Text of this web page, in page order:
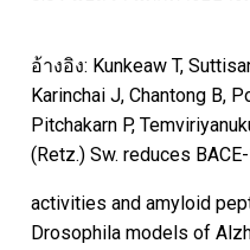
อ้างอิง: Kunkeaw T,
Karinchai J, Chantong B,
Pitchakarn P,
(Retz.) Sw. reduces BACE-
activities and amyloid
Drosophila models of